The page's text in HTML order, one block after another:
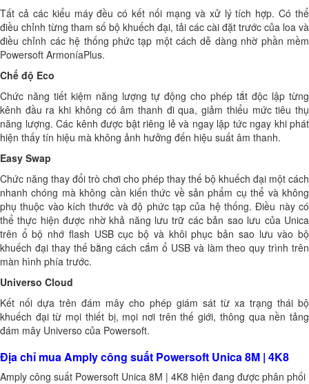
Tất cả các kiểu máy đều có kết nối mạng và xử lý tích hợp. Có thể
điều chỉnh từng tham số bộ khuếch đại, tải các cài đặt trước của loa và
điều chỉnh các hệ thống phức tạp một cách dễ dàng nhờ phần mềm
Powersoft ArmoníaPlus.
Chế độ Eco
Chức năng tiết kiệm năng lượng tự động cho phép tắt độc lập từng
kênh đầu ra khi không có âm thanh đi qua, giảm thiểu mức tiêu thụ
năng lượng. Các kênh được bật riêng lẻ và ngay lập tức ngay khi phát
hiện thấy tín hiệu mà không ảnh hưởng đến hiệu suất âm thanh.
Easy Swap
Chức năng thay đổi trò chơi cho phép thay thế bộ khuếch đại một cách
nhanh chóng mà không cần kiến ​​thức về sản phẩm cụ thể và không
phụ thuộc vào kích thước và độ phức tạp của hệ thống. Điều này có
thể thực hiện được nhờ khả năng lưu trữ các bản sao lưu của Unica
trên ổ bộ nhớ flash USB cục bộ và khôi phục bản sao lưu vào bộ
khuếch đại thay thế bằng cách cắm ổ USB và làm theo quy trình trên
màn hình phía trước.
Universo Cloud
Kết nối dựa trên đám mây cho phép giám sát từ xa trạng thái bộ
khuếch đại từ mọi thiết bị, mọi nơi trên thế giới, thông qua nền tảng
đám mây Universo của Powersoft.
Địa chỉ mua Amply công suất Powersoft Unica 8M | 4K8
Amply công suất Powersoft Unica 8M | 4K8 hiện đang được phân phối